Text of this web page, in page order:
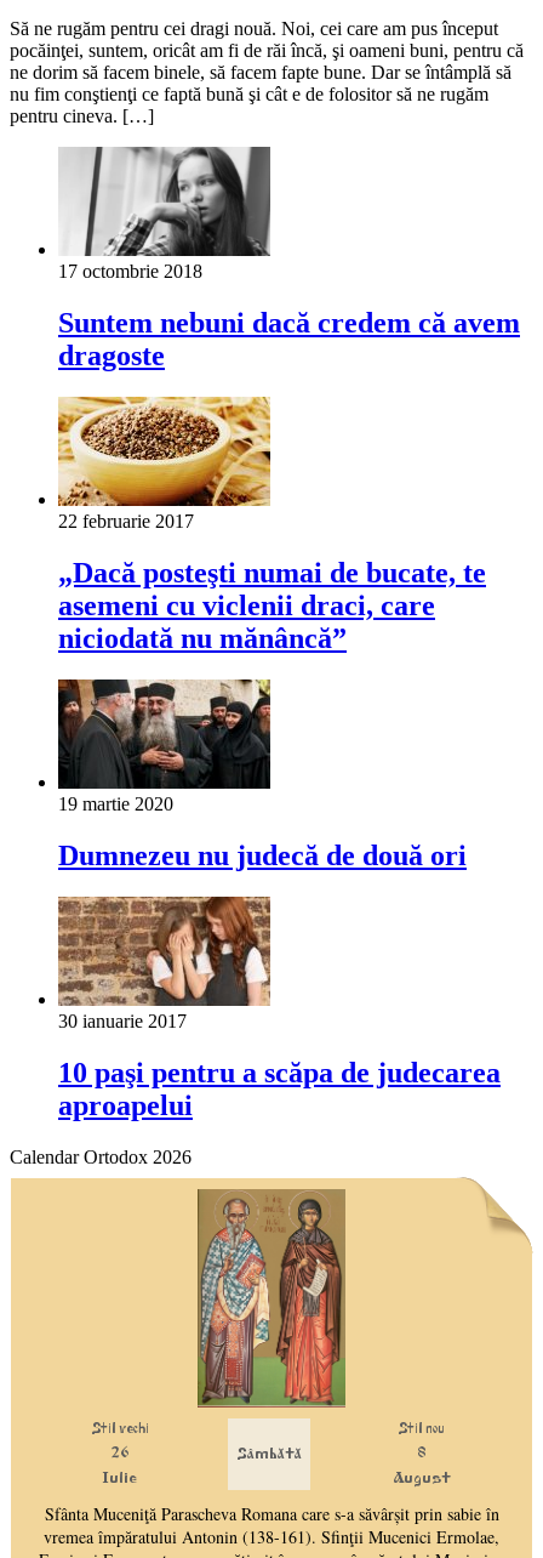
Să ne rugăm pentru cei dragi nouă. Noi, cei care am pus început
pocăinţei, suntem, oricât am fi de răi încă, şi oameni buni, pentru că
ne dorim să facem binele, să facem fapte bune. Dar se întâmplă să
nu fim conştienţi ce faptă bună şi cât e de folositor să ne rugăm
pentru cineva. […]
17 octombrie 2018
Suntem nebuni dacă credem că avem
dragoste
22 februarie 2017
„Dacă posteşti numai de bucate, te
asemeni cu viclenii draci, care
niciodată nu mănâncă”
19 martie 2020
Dumnezeu nu judecă de două ori
30 ianuarie 2017
10 paşi pentru a scăpa de judecarea
aproapelui
Calendar Ortodox 2026